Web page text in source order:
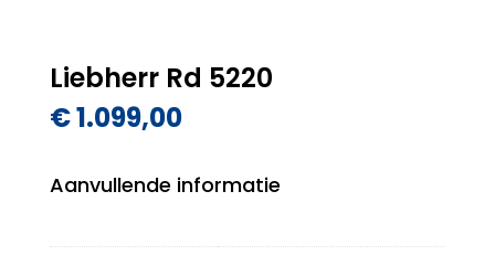
Liebherr Rd 5220
€1.099,00
Aanvullende informatie